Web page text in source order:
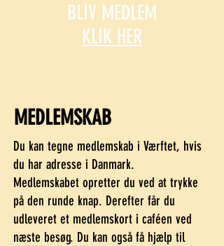
BLIV MEDLEM
KLIK HER
MEDLEMSKAB
Du kan tegne medlemskab i Værftet, hvis
du har adresse i Danmark.
Medlemskabet opretter du ved at trykke
på den runde knap. Derefter får du
udleveret et medlemskort i caféen ved
næste besøg. Du kan også få hjælp til